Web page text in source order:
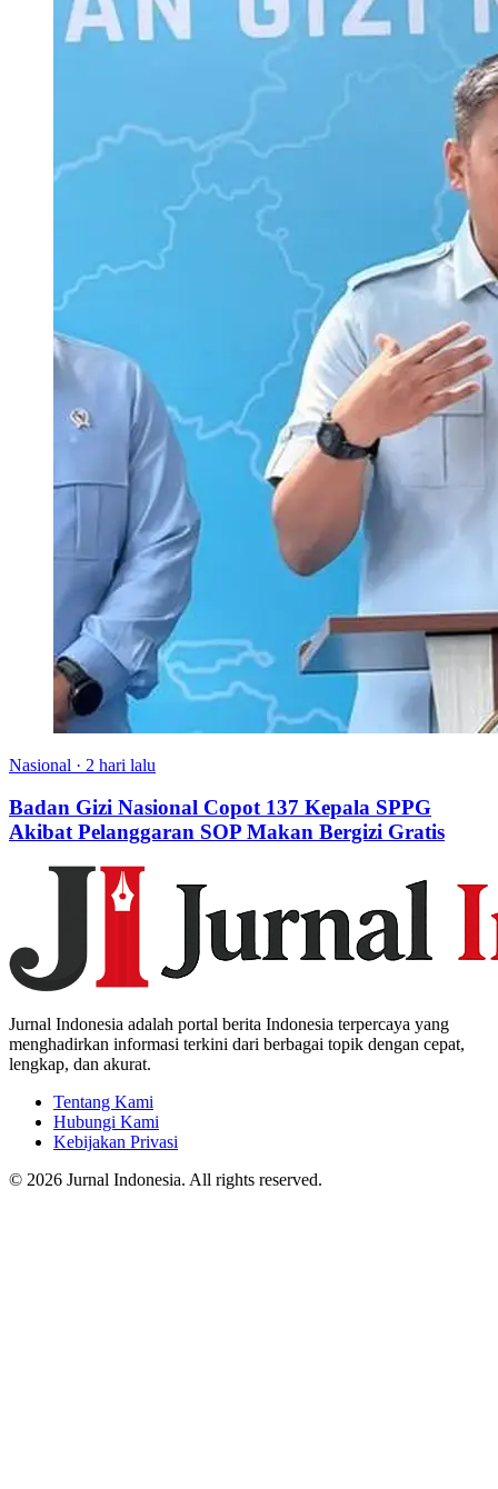
Nasional · 2 hari lalu
Badan Gizi Nasional Copot 137 Kepala SPPG
Akibat Pelanggaran SOP Makan Bergizi Gratis
Jurnal Indonesia adalah portal berita Indonesia terpercaya yang
menghadirkan informasi terkini dari berbagai topik dengan cepat,
lengkap, dan akurat.
Tentang Kami
Hubungi Kami
Kebijakan Privasi
© 2026 Jurnal Indonesia. All rights reserved.